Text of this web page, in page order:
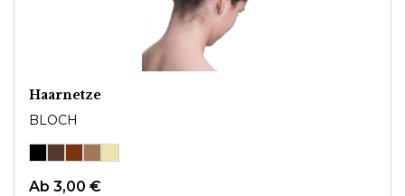
Haarnetze
BLOCH
Ab 3,00 €